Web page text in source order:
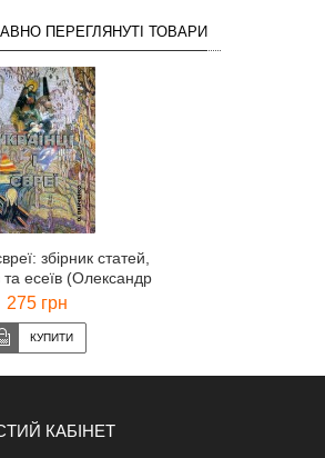
ПЕРЕГЛЯНУТІ ТОВАРИ
збірник статей,
та есеїв (Олександр
Панченко)
275 грн
КАБІНЕТ